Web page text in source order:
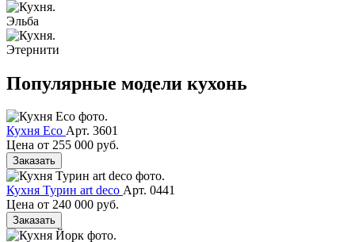
Эльба
Этернити
Популярные модели кухонь
Кухня Eco Арт. 3601
Цена от 255 000 руб.
Заказать
Кухня Турин art deco Арт. 0441
Цена от 240 000 руб.
Заказать